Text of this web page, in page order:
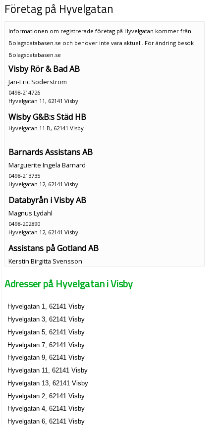
Företag på Hyvelgatan
Informationen om registrerade företag på Hyvelgatan kommer från
Bolagsdatabasen.se och behöver inte vara aktuell. För ändring besök
Bolagsdatabasen.se
Visby Rör & Bad AB
Jan-Eric Söderström
0498-214726
Hyvelgatan 11, 62141 Visby
Wisby G&B:s Städ HB
Hyvelgatan 11 B, 62141 Visby
Barnards Assistans AB
Marguerite Ingela Barnard
0498-213735
Hyvelgatan 12, 62141 Visby
Databyrån i Visby AB
Magnus Lydahl
0498-202890
Hyvelgatan 12, 62141 Visby
Assistans på Gotland AB
Kerstin Birgitta Svensson
Hyvelgatan 5, 62141 Visby
Björn Jan Pettersson
0498-279444
Hyvelgatan 9, 62141 Visby
Bilconsult i Visby AB
Björn Jan Pettersson
040-407528
Hyvelgatan 9, 62141 Visby
Adresser på Hyvelgatan i Visby
Hyvelgatan 1, 62141 Visby
Hyvelgatan 3, 62141 Visby
Hyvelgatan 5, 62141 Visby
Hyvelgatan 7, 62141 Visby
Hyvelgatan 9, 62141 Visby
Hyvelgatan 11, 62141 Visby
Hyvelgatan 13, 62141 Visby
Hyvelgatan 2, 62141 Visby
Hyvelgatan 4, 62141 Visby
Hyvelgatan 6, 62141 Visby